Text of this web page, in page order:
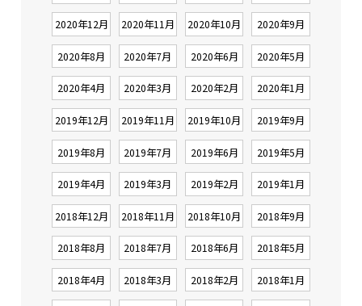
2020年12月 2020年11月 2020年10月 2020年9月
2020年8月 2020年7月 2020年6月 2020年5月
2020年4月 2020年3月 2020年2月 2020年1月
2019年12月 2019年11月 2019年10月 2019年9月
2019年8月 2019年7月 2019年6月 2019年5月
2019年4月 2019年3月 2019年2月 2019年1月
2018年12月 2018年11月 2018年10月 2018年9月
2018年8月 2018年7月 2018年6月 2018年5月
2018年4月 2018年3月 2018年2月 2018年1月